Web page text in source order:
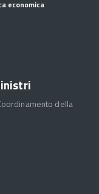
economica
della